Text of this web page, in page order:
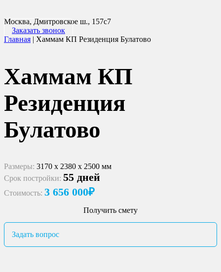
Москва, Дмитровское ш., 157с7
Заказать звонок
Главная | Хаммам КП Резиденция Булатово
Хаммам КП
Резиденция
Булатово
Размеры: 3170 х 2380 х 2500 мм
Срок постройки: 55 дней
Стоимость: 3 656 000₽
Получить смету
Задать вопрос